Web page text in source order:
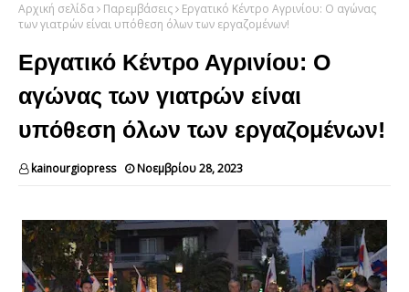
Αρχική σελίδα Παρεμβάσεις
Εργατικό Κέντρο Αγρινίου: Ο αγώνας
των γιατρών είναι υπόθεση όλων των εργαζομένων!
Εργατικό Κέντρο Αγρινίου: Ο
αγώνας των γιατρών είναι
υπόθεση όλων των εργαζομένων!
kainourgiopress Νοεμβρίου 28, 2023